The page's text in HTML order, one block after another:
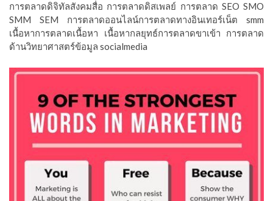
การตลาดดิจิทัลสังคมสื่อ การตลาดดิสเพลย์ การตลาด SEO SMO
SMM SEM การตลาดออนไลน์การตลาดทางอินเทอร์เน็ต smm
เนื้อหาการตลาดเนื้อหา เนื้อหากลยุทธ์การตลาดขาเข้า การตลาด
ด้านวิทยาศาสตร์ข้อมูล socialmedia